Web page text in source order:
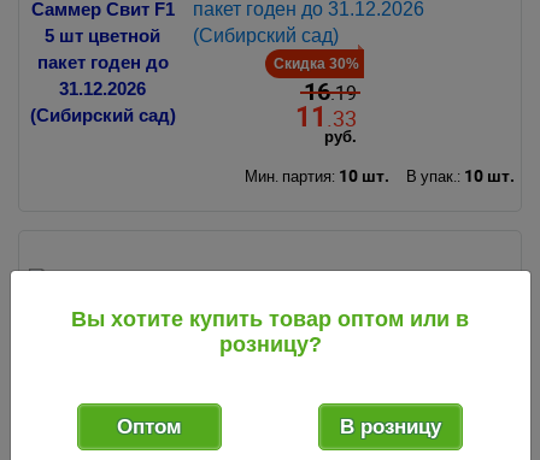
пакет годен до 31.12.2026
(Сибирский сад)
Скидка 30%
16.19
11 .33
руб.
Мин. партия: 10 шт. В упак.: 10 шт.
код 094880
Симпатия 5 гр цветной пакет
годен до 31.12.2030 (Гавриш)
.51руб.
Вы хотите купить товар оптом или в
розницу?
Оптом В розницу